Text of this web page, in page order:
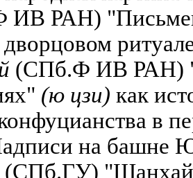
РАН)
(СПб.Ф ИВ РАН)
(ю цзи) как
в
на башне
(СПб.ГУ) "Шанхай